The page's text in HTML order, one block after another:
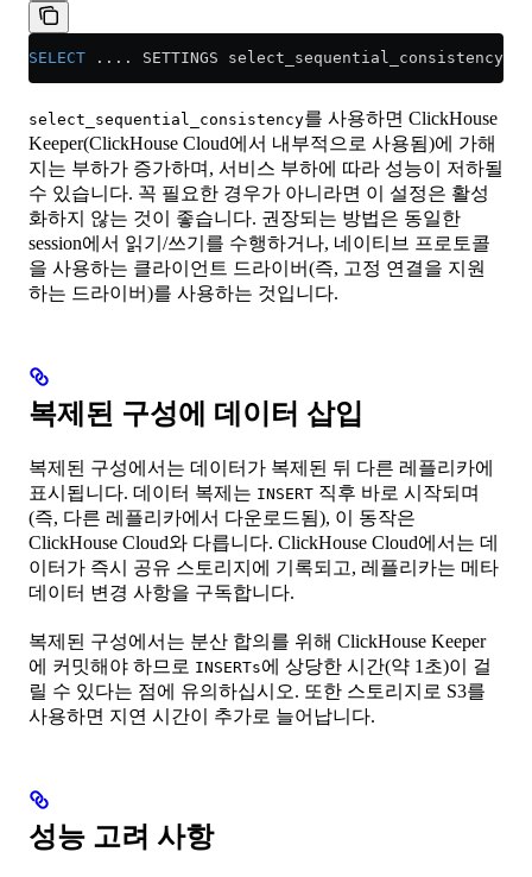
SELECT .... SETTINGS select_sequential_consistency
select_sequential_consistency를 사용하면 ClickHouse
Keeper(ClickHouse Cloud에서 내부적으로 사용됨)에 가해
지는 부하가 증가하며, 서비스 부하에 따라 성능이 저하될
수 있습니다. 꼭 필요한 경우가 아니라면 이 설정은 활성
화하지 않는 것이 좋습니다. 권장되는 방법은 동일한
session에서 읽기/쓰기를 수행하거나, 네이티브 프로토콜
을 사용하는 클라이언트 드라이버(즉, 고정 연결을 지원
하는 드라이버)를 사용하는 것입니다.
복제된 구성에 데이터 삽입
복제된 구성에서는 데이터가 복제된 뒤 다른 레플리카에
표시됩니다. 데이터 복제는 INSERT 직후 바로 시작되며
(즉, 다른 레플리카에서 다운로드됨), 이 동작은
ClickHouse Cloud와 다릅니다. ClickHouse Cloud에서는 데
이터가 즉시 공유 스토리지에 기록되고, 레플리카는 메타
데이터 변경 사항을 구독합니다.
복제된 구성에서는 분산 합의를 위해 ClickHouse Keeper
에 커밋해야 하므로 INSERTs에 상당한 시간(약 1초)이 걸
릴 수 있다는 점에 유의하십시오. 또한 스토리지로 S3를
사용하면 지연 시간이 추가로 늘어납니다.
성능 고려 사항